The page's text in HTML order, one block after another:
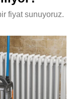
fiyat sunuyoruz.